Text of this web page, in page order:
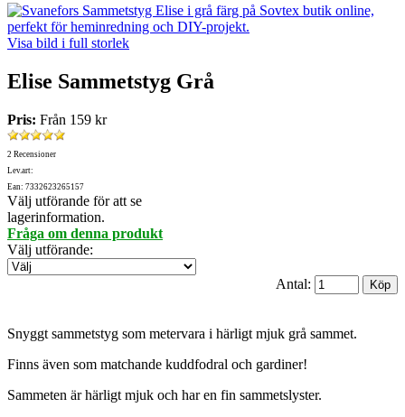
Visa bild i full storlek
Elise Sammetstyg Grå
Pris: Från 159 kr
2 Recensioner
Lev.art:
Ean: 7332623265157
Välj utförande för att se
lagerinformation.
Fråga om denna produkt
Välj utförande:
Antal:
Snyggt sammetstyg som metervara i härligt mjuk grå sammet.
Finns även som matchande kuddfodral och gardiner!
Sammeten är härligt mjuk och har en fin sammetslyster.